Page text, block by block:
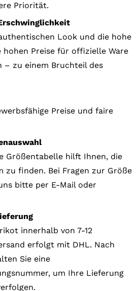
Priorität.
Look und die hohe
hohen Preise für offizielle Ware
– zu einem Bruchteil des
Preise und faire
Größentabelle hilft Ihnen, die
zu finden. Bei Fragen zur Größe
bitte per E-Mail oder
innerhalb von 7-12
erfolgt mit DHL. Nach
Sie eine
um Ihre Lieferung